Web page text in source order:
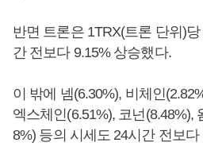
반면 트론은 1TRX(트론 단위)당
간 전보다 9.15% 상승했다.
이 밖에 넴(6.30%), 비체인
엑스체인(6.51%), 코넌(8.48%),
8%) 등의 시세도 24시간 전보다